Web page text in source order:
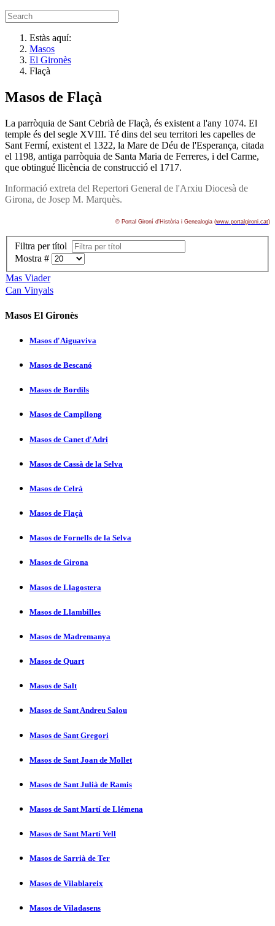
Estàs aquí:
Masos
El Gironès
Flaçà
Masos de Flaçà
La parròquia de Sant Cebrià de Flaçà, és existent a l'any 1074. El
temple és del segle XVIII. Té dins del seu territori les capelles de
Sant Fermí­, existent el 1322, la Mare de Déu de l'Esperança, citada
el 1198, antiga parròquia de Santa Maria de Ferreres, i del Carme,
que obtingué llicència de construcció el 1717.
Informació extreta del Repertori General de l'Arxiu Diocesà de
Girona, de Josep M. Marquès.
© Portal Gironí­ d'Història i Genealogia (www.portalgironi.cat)
Filtra per títol
Mostra #
Mas Viader
Can Vinyals
Masos El Gironès
Masos d'Aiguaviva
Masos de Bescanó
Masos de Bordils
Masos de Campllong
Masos de Canet d'Adri
Masos de Cassà de la Selva
Masos de Celrà
Masos de Flaçà
Masos de Fornells de la Selva
Masos de Girona
Masos de Llagostera
Masos de Llambilles
Masos de Madremanya
Masos de Quart
Masos de Salt
Masos de Sant Andreu Salou
Masos de Sant Gregori
Masos de Sant Joan de Mollet
Masos de Sant Julià de Ramis
Masos de Sant Martí­ de Llémena
Masos de Sant Martí­ Vell
Masos de Sarrià de Ter
Masos de Vilablareix
Masos de Viladasens